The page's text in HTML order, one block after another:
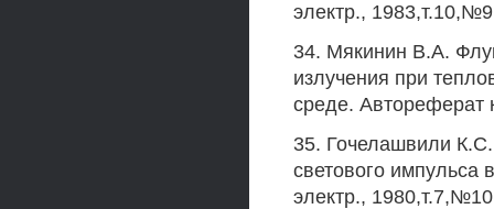
электр.,
34. Мякинин В.А.
излучения при
среде. Автореферат
35. Гочелашвили
светового импульса
электр.,